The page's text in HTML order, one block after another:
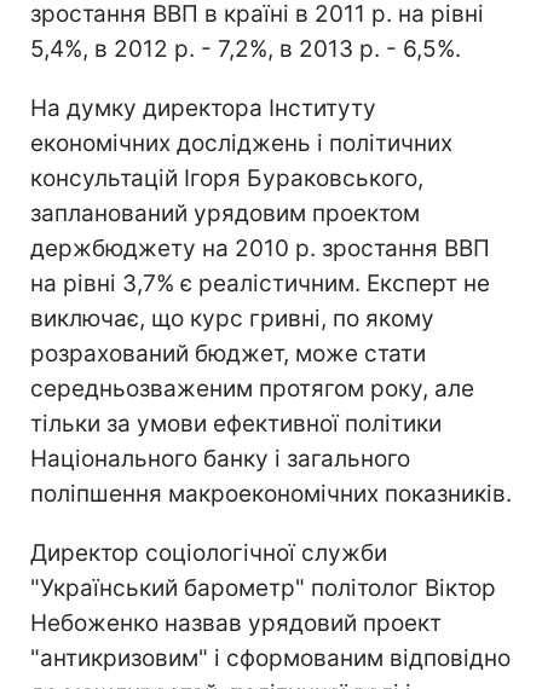
зростання ВВП в країні в 2011 р. на рівні
5,4%, в 2012 р. - 7,2%, в 2013 р. - 6,5%.
На думку директора Інституту
економічних досліджень і політичних
консультацій Ігоря Бураковського,
запланований урядовим проектом
держбюджету на 2010 р. зростання ВВП
на рівні 3,7% є реалістичним. Експерт не
виключає, що курс гривні, по якому
розрахований бюджет, може стати
середньозваженим протягом року, але
тільки за умови ефективної політики
Національного банку і загального
поліпшення макроекономічних показників.
Директор соціологічної служби
"Український барометр" політолог Віктор
Небоженко назвав урядовий проект
"антикризовим" і сформованим відповідно